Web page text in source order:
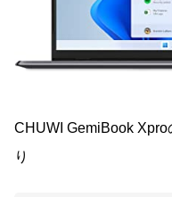
CHUWI GemiBook
り